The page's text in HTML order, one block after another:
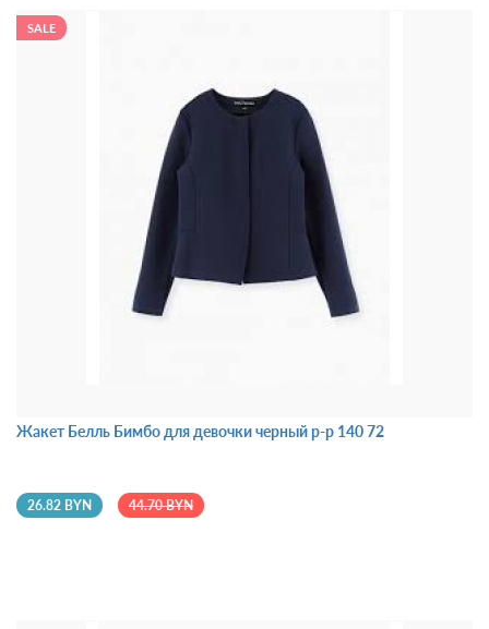
SALE
Жакет Белль Бимбо для девочки черный р-р 140 72
26.82 BYN 44.70 BYN